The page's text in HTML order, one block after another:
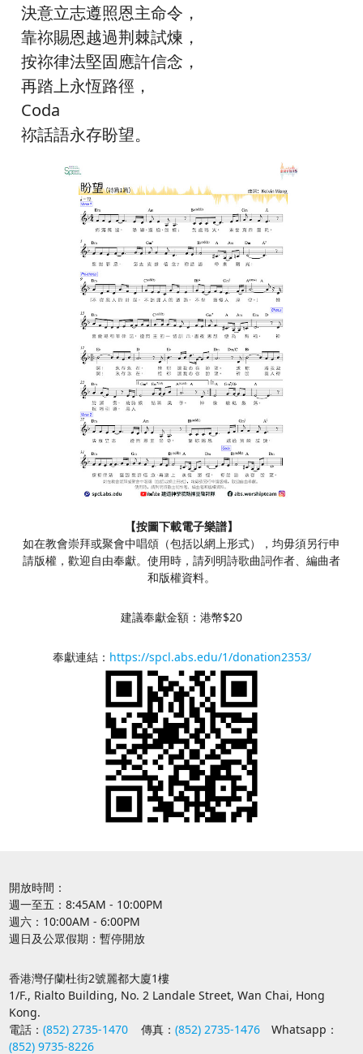
決意立志遵照恩主命令，
靠祢賜恩越過荆棘試煉，
按祢律法堅固應許信念，
再踏上永恆路徑，
Coda
祢話語永存盼望。
【按圖下載電子樂譜】
如在教會崇拜或聚會中唱頌（包括以網上形式），均毋須另行申
請版權，歡迎自由奉獻。使用時，請列明詩歌曲詞作者、編曲者
和版權資料。
建議奉獻金額：港幣$20
奉獻連結： https://spcl.abs.edu/1/donation2353/
開放時間：
週一至五：8:45AM - 10:00PM
週六：10:00AM - 6:00PM
週日及公眾假期：暫停開放
香港灣仔蘭杜街2號麗都大廈1樓
1/F., Rialto Building, No. 2 Landale Street, Wan Chai, Hong
Kong.
電話： (852) 2735-1470傳真： (852) 2735-1476Whatsapp：
(852) 9735-8226